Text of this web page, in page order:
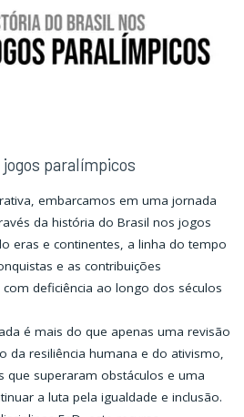
paralímpicos
embarcamos em uma jornada
da história do Brasil nos jogos
eras e continentes, a linha do tempo
e as contribuições
deficiência ao longo dos séculos
é mais do que apenas uma revisão
da resiliência humana e do ativismo,
que superaram obstáculos e uma
a luta pela igualdade e inclusão.